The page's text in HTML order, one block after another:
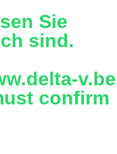
Sie
sind.
v.be
confirm